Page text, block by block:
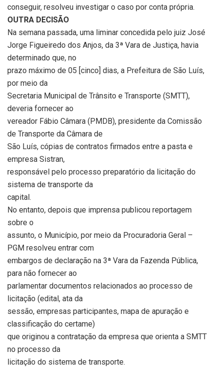
conseguir, resolveu investigar o caso por conta própria.
OUTRA DECISÃO
Na semana passada, uma liminar concedida pelo juiz José
Jorge Figueiredo dos Anjos, da 3ª Vara de Justiça, havia
determinado que, no
prazo máximo de 05 [cinco] dias, a Prefeitura de São Luís,
por meio da
Secretaria Municipal de Trânsito e Transporte (SMTT),
deveria fornecer ao
vereador Fábio Câmara (PMDB), presidente da Comissão
de Transporte da Câmara de
São Luís, cópias de contratos firmados entre a pasta e
empresa Sistran,
responsável pelo processo preparatório da licitação do
sistema de transporte da
capital.
No entanto, depois que imprensa publicou reportagem
sobre o
assunto, o Município, por meio da Procuradoria Geral –
PGM resolveu entrar com
embargos de declaração na 3ª Vara da Fazenda Pública,
para não fornecer ao
parlamentar documentos relacionados ao processo de
licitação (edital, ata da
sessão, empresas participantes, mapa de apuração e
classificação do certame)
que originou a contratação da empresa que orienta a SMTT
no processo da
licitação do sistema de transporte.